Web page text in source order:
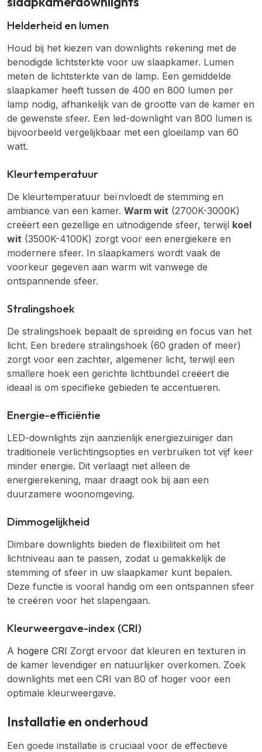
Helderheid en lumen
Houd bij het kiezen van downlights rekening met de
benodigde lichtsterkte voor uw slaapkamer. Lumen
meten de lichtsterkte van de lamp. Een gemiddelde
slaapkamer heeft tussen de 400 en 800 lumen per
lamp nodig, afhankelijk van de grootte van de kamer en
de gewenste sfeer. Een led-downlight van 800 lumen is
bijvoorbeeld vergelijkbaar met een gloeilamp van 60
watt.
Kleurtemperatuur
De kleurtemperatuur beïnvloedt de stemming en
ambiance van een kamer. Warm wit (2700K-3000K)
creëert een gezellige en uitnodigende sfeer, terwijl koel
wit (3500K-4100K) zorgt voor een energiekere en
modernere sfeer. In slaapkamers wordt vaak de
voorkeur gegeven aan warm wit vanwege de
ontspannende sfeer.
Stralingshoek
De stralingshoek bepaalt de spreiding en focus van het
licht. Een bredere stralingshoek (60 graden of meer)
zorgt voor een zachter, algemener licht, terwijl een
smallere hoek een gerichte lichtbundel creëert die
ideaal is om specifieke gebieden te accentueren.
Energie-efficiëntie
LED-downlights zijn aanzienlijk energiezuiniger dan
traditionele verlichtingsopties en verbruiken tot vijf keer
minder energie. Dit verlaagt niet alleen de
energierekening, maar draagt ook bij aan een
duurzamere woonomgeving.
Dimmogelijkheid
Dimbare downlights bieden de flexibiliteit om het
lichtniveau aan te passen, zodat u gemakkelijk de
stemming of sfeer in uw slaapkamer kunt bepalen.
Deze functie is vooral handig om een ontspannen sfeer
te creëren voor het slapengaan.
Kleurweergave-index (CRI)
A hogere CRI Zorgt ervoor dat kleuren en texturen in
de kamer levendiger en natuurlijker overkomen. Zoek
downlights met een CRI van 80 of hoger voor een
optimale kleurweergave.
Installatie en onderhoud
Een goede installatie is cruciaal voor de effectieve